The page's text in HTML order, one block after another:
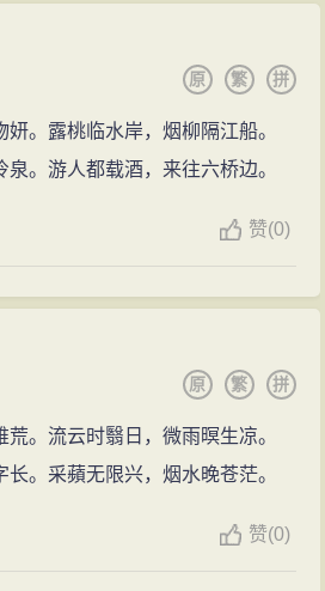
拼
繁
原
。露桃临水岸，烟柳隔江船。
。游人都载酒，来往六桥边。
赞(0)
拼
繁
原
。流云时翳日，微雨暝生凉。
。采蘋无限兴，烟水晚苍茫。
赞(0)